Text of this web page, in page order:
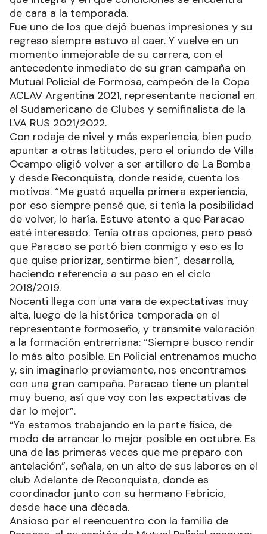
de cara a la temporada.
Fue uno de los que dejó buenas impresiones y su
regreso siempre estuvo al caer. Y vuelve en un
momento inmejorable de su carrera, con el
antecedente inmediato de su gran campaña en
Mutual Policial de Formosa, campeón de la Copa
ACLAV Argentina 2021, representante nacional en
el Sudamericano de Clubes y semifinalista de la
LVA RUS 2021/2022.
Con rodaje de nivel y más experiencia, bien pudo
apuntar a otras latitudes, pero el oriundo de Villa
Ocampo eligió volver a ser artillero de La Bomba
y desde Reconquista, donde reside, cuenta los
motivos. “Me gustó aquella primera experiencia,
por eso siempre pensé que, si tenía la posibilidad
de volver, lo haría. Estuve atento a que Paracao
esté interesado. Tenía otras opciones, pero pesó
que Paracao se portó bien conmigo y eso es lo
que quise priorizar, sentirme bien”, desarrolla,
haciendo referencia a su paso en el ciclo
2018/2019.
Nocenti llega con una vara de expectativas muy
alta, luego de la histórica temporada en el
representante formoseño, y transmite valoración
a la formación entrerriana: “Siempre busco rendir
lo más alto posible. En Policial entrenamos mucho
y, sin imaginarlo previamente, nos encontramos
con una gran campaña. Paracao tiene un plantel
muy bueno, así que voy con las expectativas de
dar lo mejor”.
“Ya estamos trabajando en la parte física, de
modo de arrancar lo mejor posible en octubre. Es
una de las primeras veces que me preparo con
antelación”, señala, en un alto de sus labores en el
club Adelante de Reconquista, donde es
coordinador junto con su hermano Fabricio,
desde hace una década.
Ansioso por el reencuentro con la familia de